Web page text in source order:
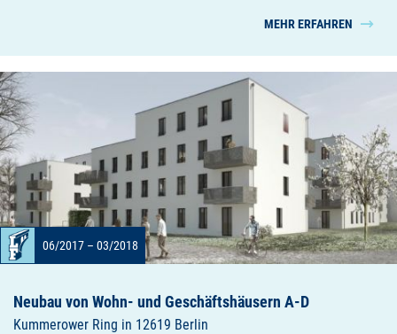
MEHR ERFAHREN
06/2017 – 03/2018
Neubau von Wohn- und Geschäftshäusern A-D
Kummerower Ring in 12619 Berlin